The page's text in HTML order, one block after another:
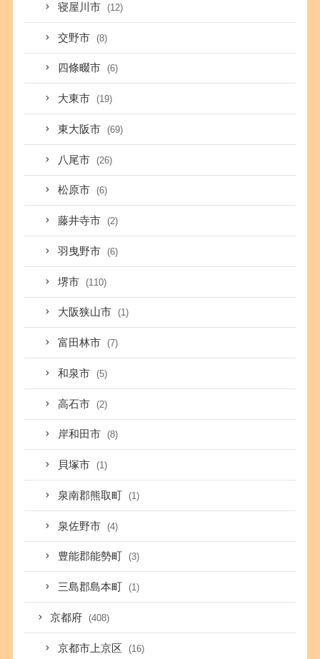
寝屋川市 (12)
交野市 (8)
四條畷市 (6)
大東市 (19)
東大阪市 (69)
八尾市 (26)
松原市 (6)
藤井寺市 (2)
羽曳野市 (6)
堺市 (110)
大阪狭山市 (1)
富田林市 (7)
和泉市 (5)
高石市 (2)
岸和田市 (8)
貝塚市 (1)
泉南郡熊取町 (1)
泉佐野市 (4)
豊能郡能勢町 (3)
三島郡島本町 (1)
京都府 (408)
京都市上京区 (16)